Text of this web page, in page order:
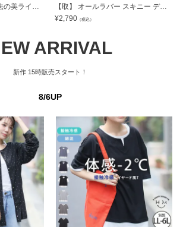
【取】 オールラバー スキニー デニムパンツ | 大きいサイズの通販ならハッピーマリリン
¥2,790 （税込）
ARRIVAL
新作 15時販売スタート！
8/6UP